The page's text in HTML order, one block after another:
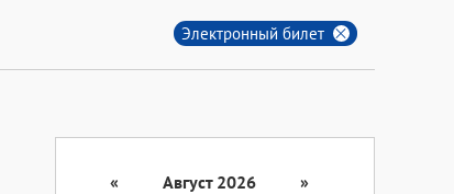
Электронный билет
« Август 2026
»